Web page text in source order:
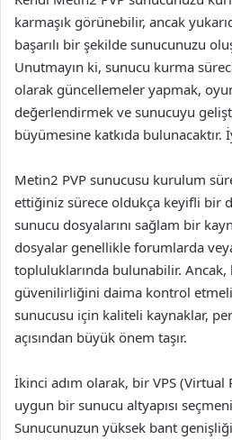
karmaşık görünebilir, ancak
başarılı bir şekilde sunucunuzu
Unutmayın ki, sunucu kurma
olarak güncellemeler yapmak,
değerlendirmek ve sunucuyu
büyümesine katkıda bulunacaktır.
Metin2 PVP sunucusu kurulum
ettiğiniz sürece oldukça keyifli bir
sunucu dosyalarını sağlam bir
dosyalar genellikle forumlarda
topluluklarında bulunabilir. Ancak,
güvenilirliğini daima kontrol
sunucusu için kaliteli kaynaklar,
açısından büyük önem taşır.
İkinci adım olarak, bir VPS (Virtual
uygun bir sunucu altyapısı
Sunucunuzun yüksek bant